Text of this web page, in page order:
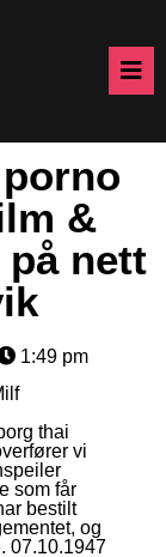
&
nett
1:49 pm
thai
vi
som får
bestilt
og
07.10.1947